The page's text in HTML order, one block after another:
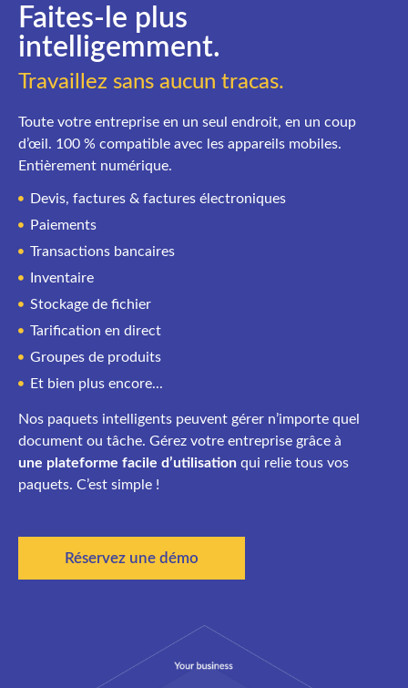
Faites-le plus
intelligemment.
Travaillez sans aucun tracas.
Toute votre entreprise en un seul endroit, en un coup
d’œil. 100 % compatible avec les appareils mobiles.
Entièrement numérique.
Devis, factures & factures électroniques
Paiements
Transactions bancaires
Inventaire
Stockage de fichier
Tarification en direct
Groupes de produits
Et bien plus encore...
Nos paquets intelligents peuvent gérer n’importe quel
document ou tâche. Gérez votre entreprise grâce à
une plateforme facile d’utilisation qui relie tous vos
paquets. C’est simple !
Réservez une démo